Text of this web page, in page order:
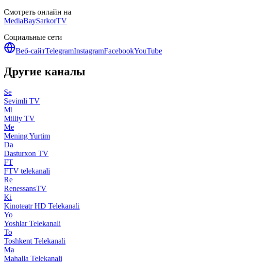
Смотреть онлайн на
MediaBaySarkorTV
Социальные сети
Веб-сайтTelegramInstagramFacebookYouTube
Другие каналы
Se
Sevimli TV
Mi
Milliy TV
Me
Mening Yurtim
Da
Dasturxon TV
FT
FTV telekanali
Re
RenessansTV
Ki
Kinoteatr HD Telekanali
Yo
Yoshlar Telekanali
To
Toshkent Telekanali
Ma
Mahalla Telekanali